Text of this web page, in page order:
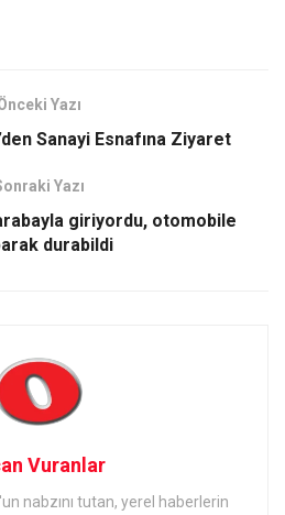
Yazı
Sanayi Esnafına Ziyaret
Yazı
giriyordu, otomobile
durabildi
Vuranlar
nabzını tutan, yerel haberlerin